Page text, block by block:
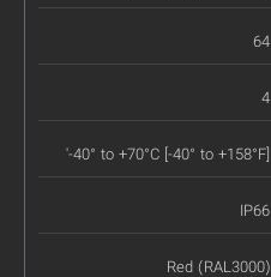
64
4
'-40° to +70°C [-40° to +158°F]
IP66
Red (RAL3000)